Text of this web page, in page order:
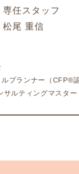
専任スタッフ
松尾 重信
プランナー（CFP®認
サルティングマスター